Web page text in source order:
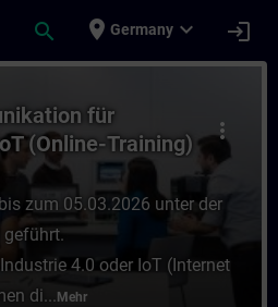
search place Germany expand_more login
für
more_vert
für
(Online-Training)
zum 05.03.2026 unter der
geführt.
4.0 oder IoT (Internet
di... Mehr